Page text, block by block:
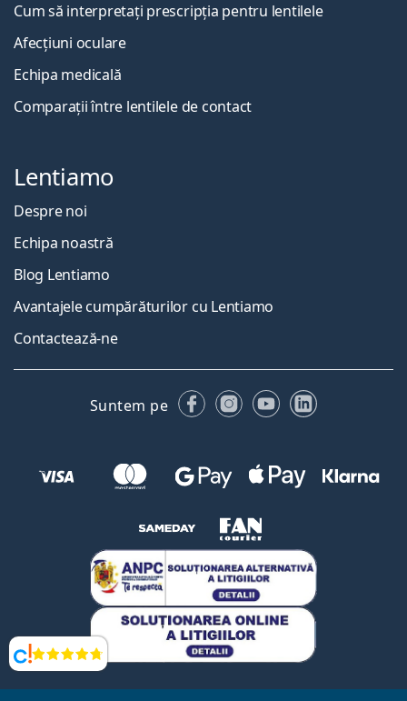
Opinii
Cum să interpretați prescripția pentru lentilele
Afecțiuni oculare
Echipa medicală
Comparații între lentilele de contact
Lentiamo
Despre noi
Echipa noastră
Blog Lentiamo
Avantajele cumpărăturilor cu Lentiamo
Contactează-ne
Suntem pe FacebookInstagram
YouTubeLinkedIn